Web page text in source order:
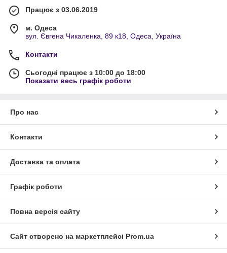
Працює з 03.06.2019
м. Одеса
вул. Євгена Чикаленка, 89 к18, Одеса, Україна
Контакти
Сьогодні працює з 10:00 до 18:00
Показати весь графік роботи
Про нас
Контакти
Доставка та оплата
Графік роботи
Повна версія сайту
Сайт створено на маркетплейсі Prom.ua